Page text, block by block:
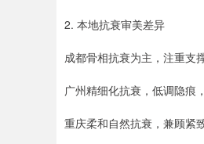
2. 本地抗衰审美差异
成都骨相抗衰为主，注重支
广州精细化抗衰，低调隐痕
重庆柔和自然抗衰，兼顾紧